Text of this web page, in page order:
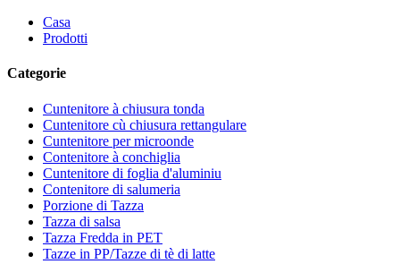
Casa
Prodotti
Categorie
Cuntenitore à chiusura tonda
Cuntenitore cù chiusura rettangulare
Cuntenitore per microonde
Contenitore à conchiglia
Cuntenitore di foglia d'aluminiu
Contenitore di salumeria
Porzione di Tazza
Tazza di salsa
Tazza Fredda in PET
Tazze in PP/Tazze di tè di latte